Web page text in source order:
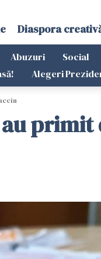
Diaspora
Abuzuri Social
Alegeri